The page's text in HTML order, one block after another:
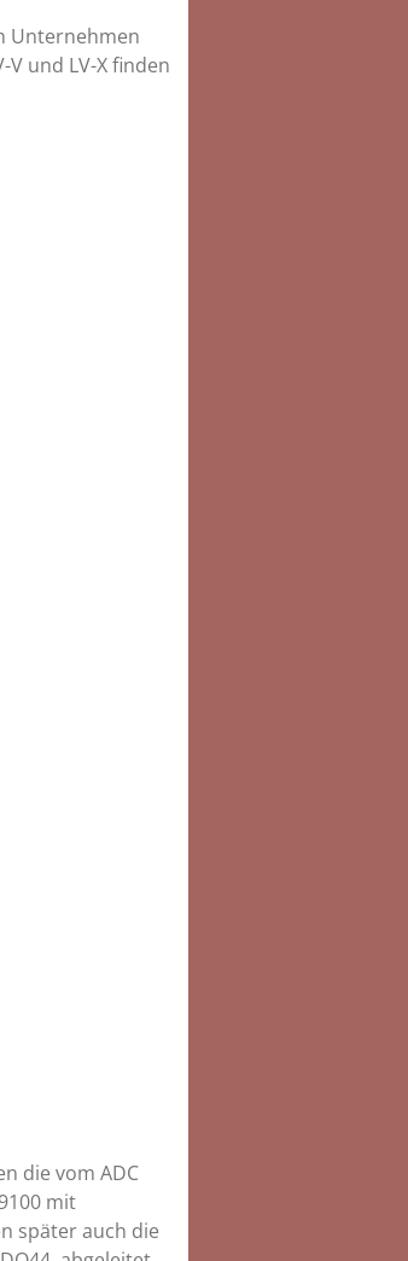
Unternehmen
und LV-X finden
die vom ADC
mit
später auch die